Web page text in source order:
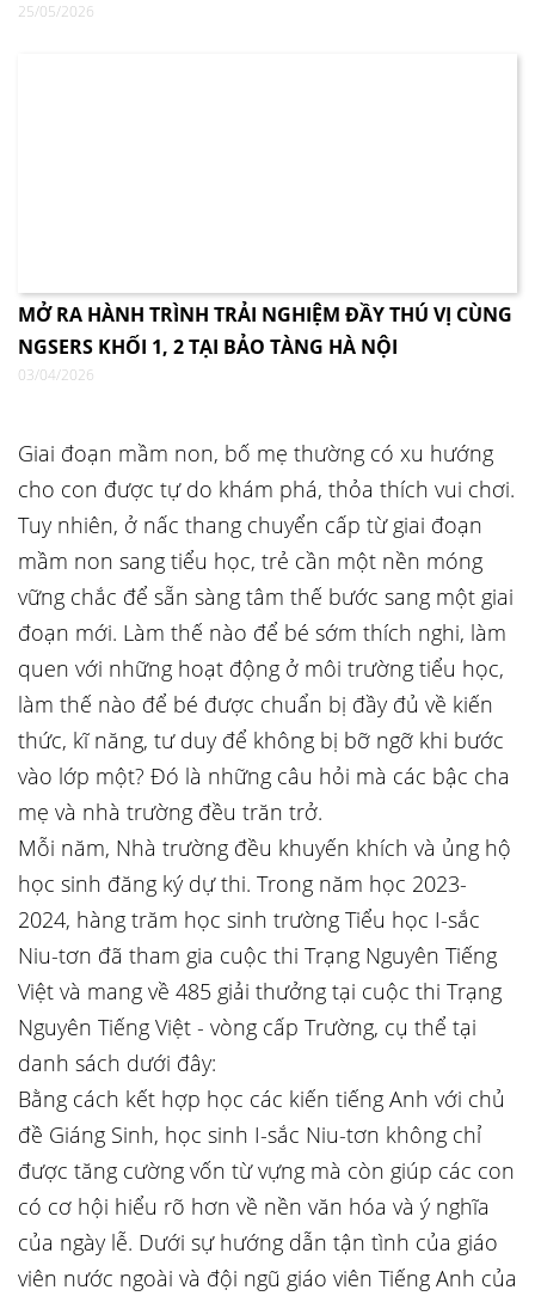
25/05/2026
MỞ RA HÀNH TRÌNH TRẢI NGHIỆM ĐẦY THÚ VỊ CÙNG
NGSERS KHỐI 1, 2 TẠI BẢO TÀNG HÀ NỘI
03/04/2026
Giai đoạn mầm non, bố mẹ thường có xu hướng
cho con được tự do khám phá, thỏa thích vui chơi.
Tuy nhiên, ở nấc thang chuyển cấp từ giai đoạn
mầm non sang tiểu học, trẻ cần một nền móng
vững chắc để sẵn sàng tâm thế bước sang một giai
đoạn mới. Làm thế nào để bé sớm thích nghi, làm
quen với những hoạt động ở môi trường tiểu học,
làm thế nào để bé được chuẩn bị đầy đủ về kiến
thức, kĩ năng, tư duy để không bị bỡ ngỡ khi bước
vào lớp một? Đó là những câu hỏi mà các bậc cha
mẹ và nhà trường đều trăn trở.
Mỗi năm, Nhà trường đều khuyến khích và ủng hộ
học sinh đăng ký dự thi. Trong năm học 2023-
2024, hàng trăm học sinh trường Tiểu học I-sắc
Niu-tơn đã tham gia cuộc thi Trạng Nguyên Tiếng
Việt và mang về 485 giải thưởng tại cuộc thi Trạng
Nguyên Tiếng Việt - vòng cấp Trường, cụ thể tại
danh sách dưới đây:
Bằng cách kết hợp học các kiến tiếng Anh với chủ
đề Giáng Sinh, học sinh I-sắc Niu-tơn không chỉ
được tăng cường vốn từ vựng mà còn giúp các con
có cơ hội hiểu rõ hơn về nền văn hóa và ý nghĩa
của ngày lễ. Dưới sự hướng dẫn tận tình của giáo
viên nước ngoài và đội ngũ giáo viên Tiếng Anh của